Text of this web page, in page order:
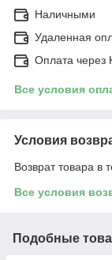
Наличными
Удаленная
Оплата через
Все условия
Условия
Возврат товара в
Все условия
Подобные